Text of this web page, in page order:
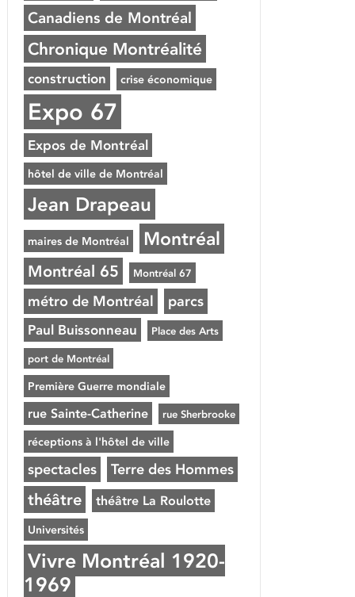
Canadiens de Montréal
Chronique Montréalité
construction crise économique
Expo 67
Expos de Montréal
hôtel de ville de Montréal
Jean Drapeau
maires de Montréal Montréal
Montréal 65 Montréal 67
métro de Montréal parcs
Paul Buissonneau Place des Arts
port de Montréal
Première Guerre mondiale
rue Sainte-Catherine rue Sherbrooke
réceptions à l'hôtel de ville
spectacles Terre des Hommes
théâtre théâtre La Roulotte
Universités
Vivre Montréal 1920-
1969